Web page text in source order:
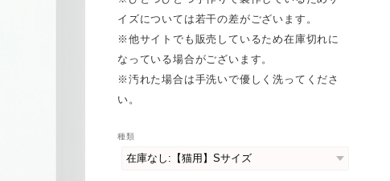
イズについては若干の差がございます。
※他サイトでも販売しているため在庫切れに
なっている場合がございます。
※汚れた場合は手洗いで優しく洗ってくださ
い。
種類